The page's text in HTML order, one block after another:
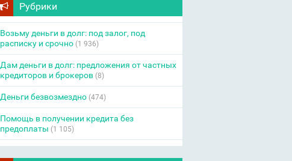
Рубрики
Возьму деньги в долг: под залог, под
расписку и срочно(1 936)
Дам деньги в долг: предложения от частных
кредиторов и брокеров(8)
Деньги безвозмездно(474)
Помощь в получении кредита без
предоплаты (1 105)